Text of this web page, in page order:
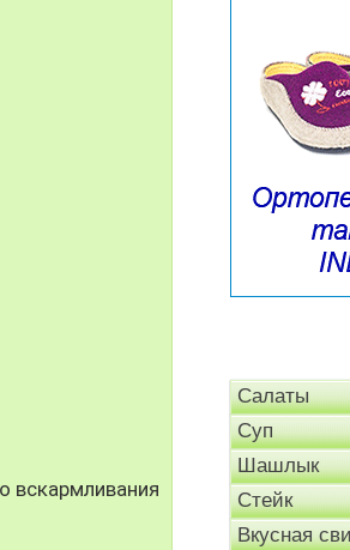
вскармливания
Салаты
Суп
Шашлык
Стейк
Вкусная